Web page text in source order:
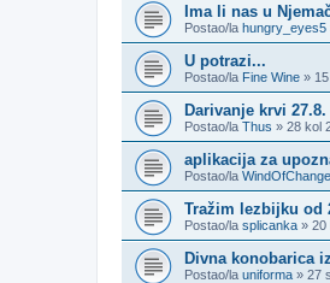
Ima li nas u
Postao/la hungry_eyes5
U potrazi...
Postao/la Fine Wine »
Darivanje krvi 27.8.
Postao/la Thus » 28 kol
aplikacija za
Postao/la WindOfChange
Tražim lezbijku od
Postao/la splicanka » 20
Divna konobarica
Postao/la uniforma » 27